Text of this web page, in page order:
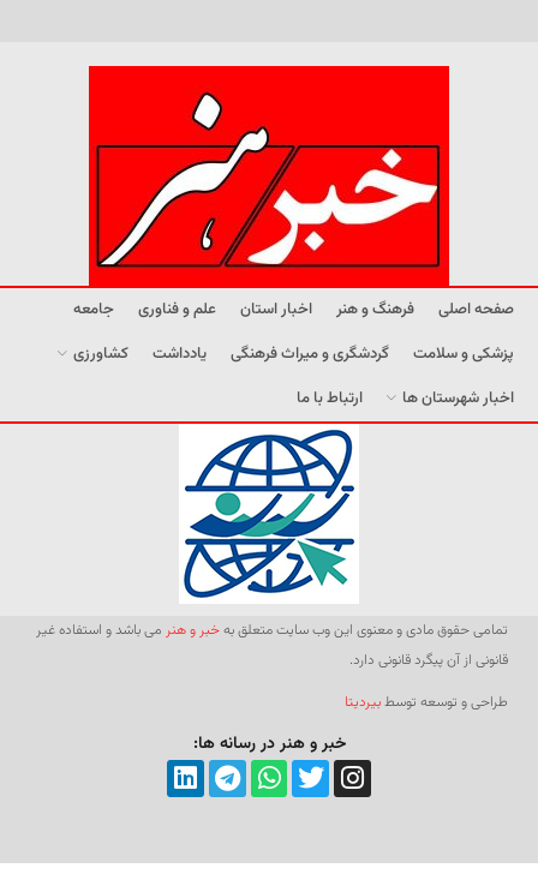
صفحه اصلی فرهنگ و هنر اخبار استان علم و فناوری
جامعه
پزشکی و سلامت
گردشگری و میراث فرهنگی یادداشت
کشاورزی
اخبار شهرستان ها
ارتباط با ما
تمامی حقوق مادی و معنوی این وب سایت متعلق بهخبر و هنر می باشد و استفاده غیر
قانونی از آن پیگرد قانونی دارد.
طراحی و توسعه توسطبیردیتا
خبر و هنر در رسانه ها: